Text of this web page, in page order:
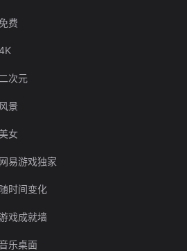
免费
二次元
风景
女
网易游戏独家
随时间变化
戏成就墙
乐桌面